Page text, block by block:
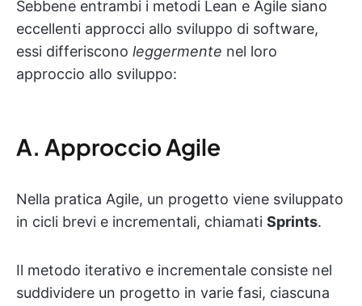
Sebbene entrambi i metodi Lean e Agile siano
eccellenti approcci allo sviluppo di software,
essi differiscono leggermente nel loro
approccio allo sviluppo:
A. Approccio Agile
Nella pratica Agile, un progetto viene sviluppato
in cicli brevi e incrementali, chiamati Sprints.
Il metodo iterativo e incrementale consiste nel
suddividere un progetto in varie fasi, ciascuna